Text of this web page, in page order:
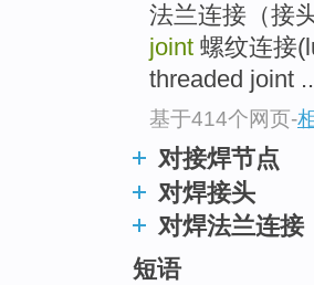
法兰连接（接
joint 螺纹连接
threaded joint ..
基于414个网页-
对接焊节点
对焊接头
对焊法兰连接
短语